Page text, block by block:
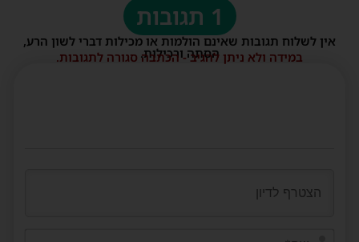
1 תגובות
אין לשלוח תגובות שאינם הולמות או מכילות דברי לשון הרע,
הסתה ורכילות.
במידה ולא ניתן להגיב - הכתבה סגורה לתגובות.